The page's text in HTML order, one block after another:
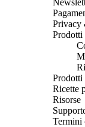
Privacy
Prodotti
Prodotti
Ricette
Risorse
Termini